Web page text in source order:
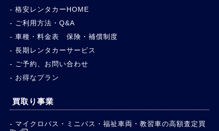
格安レンタカーHOME
ご利用方法・Q&A
車種・料金表 保険・補償制度
長期レンタカーサービス
ご予約、お問い合わせ
お得なプラン
買取り事業
マイクロバス・ミニバス・福祉車両・教習車の高額査定買